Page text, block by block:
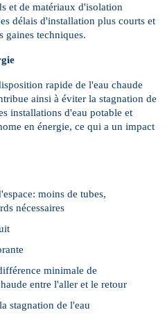
et de matériaux d'isolation
délais d'installation plus courts et
gaines techniques.
rapide de l'eau chaude
ainsi à éviter la stagnation de
installations d'eau potable et
en énergie, ce qui a un impact
moins de tubes,
nécessaires
minimale de
entre l'aller et le retour
stagnation de l'eau